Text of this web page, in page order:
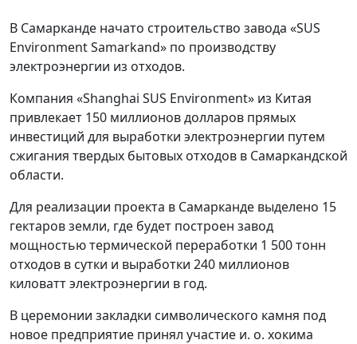
В Самарканде начато строительство завода «SUS
Environment Samarkand» по производству
электроэнергии из отходов.
Компания «Shanghai SUS Environment» из Китая
привлекает 150 миллионов долларов прямых
инвестиций для выработки электроэнергии путем
сжигания твердых бытовых отходов в Самаркандской
области.
Для реализации проекта в Самарканде выделено 15
гектаров земли, где будет построен завод
мощностью термической переработки 1 500 тонн
отходов в сутки и выработки 240 миллионов
киловатт электроэнергии в год.
В церемонии закладки символического камня под
новое предприятие принял участие и. о. хокима